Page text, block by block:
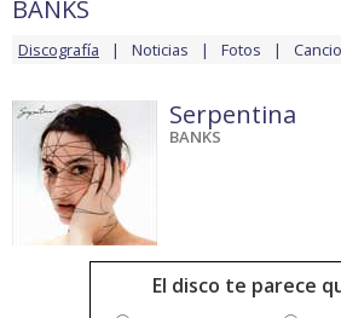
BANKS
Discografía Noticias Fotos
Serpentina
BANKS
El disco te parece